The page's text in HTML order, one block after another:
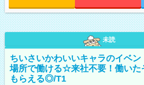
未読
ちいさいかわいいキャラのイベン
場所で働ける☆来社不要！働いた
もらえる◎/T1